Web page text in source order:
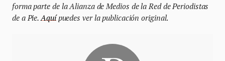
forma parte de la Alianza de Medios de la Red de Periodistas
de a Pie.Aquípuedes ver la publicación original.